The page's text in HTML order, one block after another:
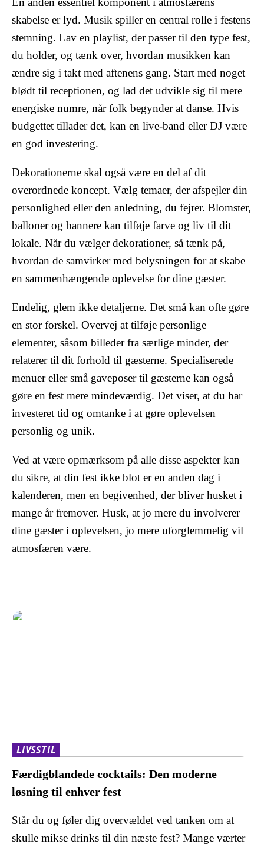
skabelse er lyd. Musik spiller en central rolle i festens
stemning. Lav en playlist, der passer til den type fest,
du holder, og tænk over, hvordan musikken kan
ændre sig i takt med aftenens gang. Start med noget
blødt til receptionen, og lad det udvikle sig til mere
energiske numre, når folk begynder at danse. Hvis
budgettet tillader det, kan en live-band eller DJ være
en god investering.
Dekorationerne skal også være en del af dit
overordnede koncept. Vælg temaer, der afspejler din
personlighed eller den anledning, du fejrer. Blomster,
balloner og bannere kan tilføje farve og liv til dit
lokale. Når du vælger dekorationer, så tænk på,
hvordan de samvirker med belysningen for at skabe
en sammenhængende oplevelse for dine gæster.
Endelig, glem ikke detaljerne. Det små kan ofte gøre
en stor forskel. Overvej at tilføje personlige
elementer, såsom billeder fra særlige minder, der
relaterer til dit forhold til gæsterne. Specialiserede
menuer eller små gaveposer til gæsterne kan også
gøre en fest mere mindeværdig. Det viser, at du har
investeret tid og omtanke i at gøre oplevelsen
personlig og unik.
Ved at være opmærksom på alle disse aspekter kan
du sikre, at din fest ikke blot er en anden dag i
kalenderen, men en begivenhed, der bliver husket i
mange år fremover. Husk, at jo mere du involverer
dine gæster i oplevelsen, jo mere uforglemmelig vil
atmosfæren være.
LIVSSTIL
Færdigblandede cocktails: Den moderne
løsning til enhver fest
Står du og føler dig overvældet ved tanken om at
skulle mikse drinks til din næste fest? Mange værter